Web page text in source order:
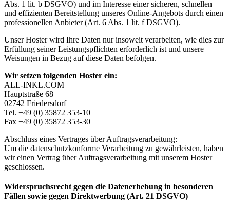
Abs. 1 lit. b DSGVO) und im Interesse einer sicheren, schnellen
und effizienten Bereitstellung unseres Online-Angebots durch einen
professionellen Anbieter (Art. 6 Abs. 1 lit. f DSGVO).
Unser Hoster wird Ihre Daten nur insoweit verarbeiten, wie dies zur
Erfüllung seiner Leistungspflichten erforderlich ist und unsere
Weisungen in Bezug auf diese Daten befolgen.
Wir setzen folgenden Hoster ein:
ALL-INKL.COM
Hauptstraße 68
02742 Friedersdorf
Tel. +49 (0) 35872 353-10
Fax +49 (0) 35872 353-30
Abschluss eines Vertrages über Auftragsverarbeitung:
Um die datenschutzkonforme Verarbeitung zu gewährleisten, haben
wir einen Vertrag über Auftragsverarbeitung mit unserem Hoster
geschlossen.
Widerspruchsrecht gegen die Datenerhebung in besonderen
Fällen sowie gegen Direktwerbung (Art. 21 DSGVO)